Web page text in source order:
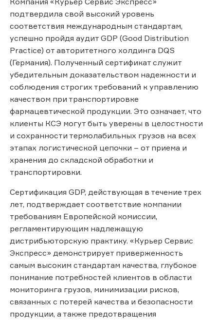
подтвердила свой высокий уровень
соответствия международным стандартам,
успешно пройдя аудит GDP (Good Distribution
Practice) от авторитетного холдинга DQS
(Германия). Полученный сертификат служит
убедительным доказательством надежности и
соблюдения строгих требований к управлению
качеством при транспортировке
фармацевтической продукции. Это означает, что
клиенты КСЭ могут быть уверены в целостности
и сохранности термолабильных грузов на всех
этапах логистической цепочки – от приема и
хранения до складской обработки и
транспортировки.
Сертификация GDP, действующая в течение трех
лет, подтверждает соответствие компании
требованиям Европейской комиссии,
регламентирующим надлежащую
дистрибьюторскую практику. «Курьер Сервис
Экспресс» демонстрирует приверженность
самым высоким стандартам качества, глубокое
понимание потребностей клиентов в области
мониторинга грузов, минимизации рисков,
связанных с потерей качества и безопасности
продукции, а также предотвращения